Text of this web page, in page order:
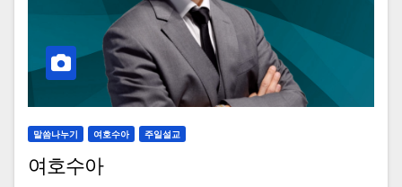
말씀나누기 여호수아 주일설교
여호수아